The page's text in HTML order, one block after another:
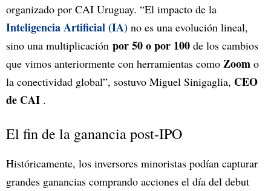
organizado por CAI Uruguay. “El impacto de la
Inteligencia Artificial (IA) no es una evolución lineal,
sino una multiplicación por 50 o por 100 de los cambios
que vimos anteriormente con herramientas como Zoom o
la conectividad global”, sostuvo Miguel Sinigaglia, CEO
de CAI .
El fin de la ganancia post-IPO
Históricamente, los inversores minoristas podían capturar
grandes ganancias comprando acciones el día del debut